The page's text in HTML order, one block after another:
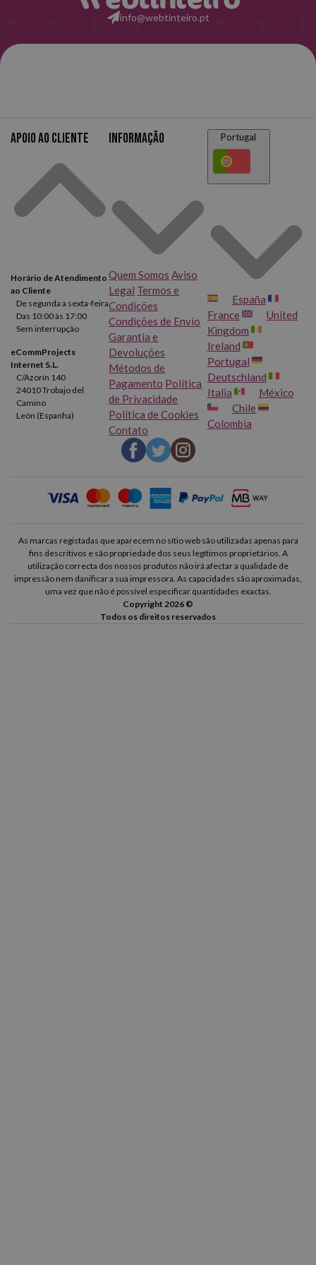
info@webtinteiro.pt
Apoio ao cliente
Horário de Atendimento
ao Cliente
De segunda a sexta-feira
Das 10:00 às 17:00
Sem interrupção
eCommProjects
Internet S.L.
C/Azorín 140
24010 Trobajo del
Camino
León (Espanha)
Informação
Quem Somos Aviso
Legal Termos e
Condições
Condições de Envio
Garantia e
Devoluções
Métodos de
Pagamento Política
de Privacidade
Política de Cookies
Contato
Portugal
España
France
United
Kingdom
Ireland
Portugal
Deutschland
Italia
México
Chile
Colombia
As marcas registadas que aparecem no sítio web são utilizadas apenas para
fins descritivos e são propriedade dos seus legítimos proprietários. A
utilização correcta dos nossos produtos não irá afectar a qualidade de
impressão nem danificar a sua impressora. As capacidades são aproximadas,
uma vez que não é possível especificar quantidades exactas.
Copyright 2026 ©
Todos os direitos reservados